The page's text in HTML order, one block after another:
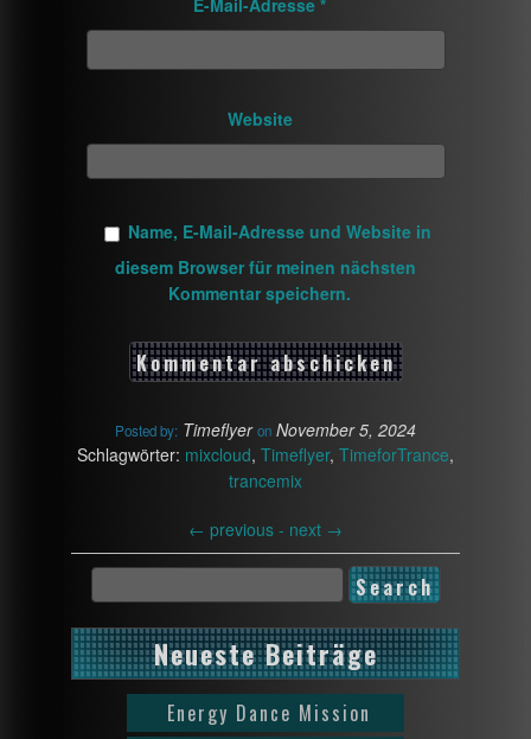
Website
Name, E-Mail-Adresse und Website in
diesem Browser für meinen nächsten
Kommentar speichern.
Posted by: Timeflyer on November 5, 2024
Schlagwörter: mixcloud, Timeflyer, TimeforTrance,
trancemix
← previous - next →
Neueste Beiträge
Energy Dance Mission